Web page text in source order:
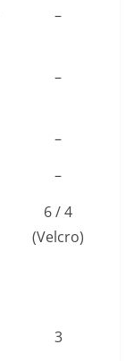
–
–
–
–
6 / 4
(Velcro)
3